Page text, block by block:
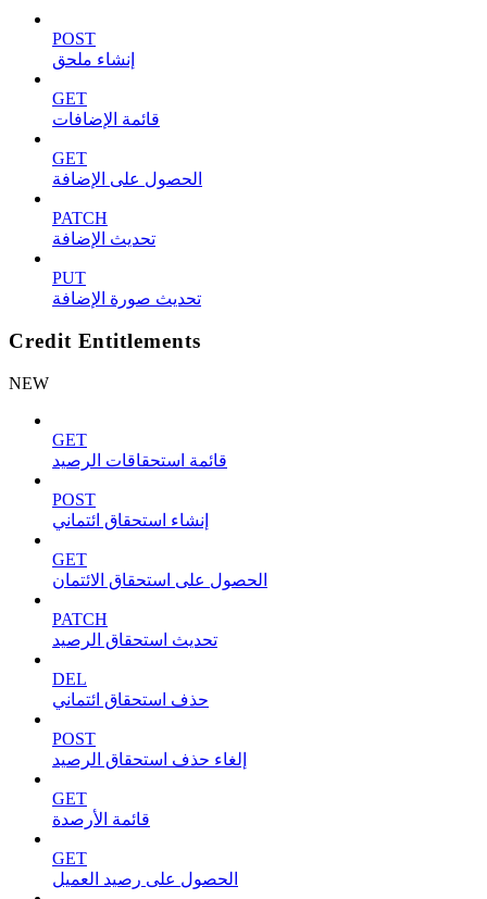
POST
إنشاء ملحق
GET
قائمة الإضافات
GET
الحصول على الإضافة
PATCH
تحديث الإضافة
PUT
تحديث صورة الإضافة
Credit Entitlements
NEW
GET
قائمة استحقاقات الرصيد
POST
إنشاء استحقاق ائتماني
GET
الحصول على استحقاق الائتمان
PATCH
تحديث استحقاق الرصيد
DEL
حذف استحقاق ائتماني
POST
إلغاء حذف استحقاق الرصيد
GET
قائمة الأرصدة
GET
الحصول على رصيد العميل